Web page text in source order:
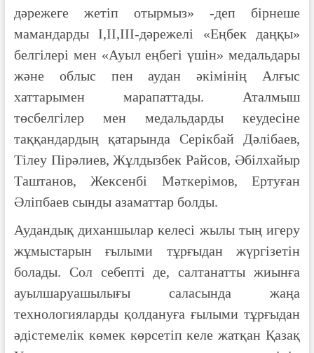
дәрежеге жетіп отырмыз» -деп бірнеше
мамандарды І,ІІ,ІІІ-дәрежелі «Еңбек даңқы»
белгілері мен «Ауыл еңбегі үшін» медальдары
және облыс пен аудан әкімінің Алғыс
хаттарымен марапаттады. Аталмыш
төсбелгілер мен медальдарды кеудесіне
таққандардың қатарында Серікбай Дәлібаев,
Тілеу Пірәлиев, Жұлдызбек Райсов, Әбілхайыр
Таштанов, Жексенбі Мәткерімов, Ертуған
Әліпбаев сынды азаматтар болды.
Аудандық диханшылар келесі жылы тың игеру
жұмыстарын ғылыми тұрғыдан жүргізетін
болады. Сол себепті де, салтанатты жиынға
ауылшаруашылығы саласында жаңа
технологияларды қолдануға ғылыми тұрғыдан
әдістемелік көмек көрсетіп келе жатқан Қазақ